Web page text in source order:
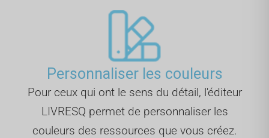
Personnaliser les couleurs
Pour ceux qui ont le sens du détail, l'éditeur
LIVRESQ permet de personnaliser les
couleurs des ressources que vous créez.